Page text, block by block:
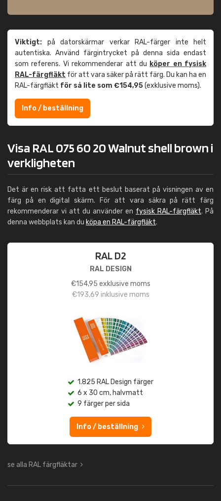
Viktigt: på datorskärmar verkar RAL-färger inte helt
autentiska. Använd färgintrycket på denna sida endast
som referens. Vi rekommenderar att du köper en fysisk
RAL-färgfläkt för att vara säker på rätt färg. Du kan ha en
RAL-färgfläkt för så lite som €154,95(exklusive moms).
Info / beställning
Visa RAL 075 60 20 Walnut shell brown i
verkligheten
Det är en risk att fatta ett beslut baserat på visningen av en
färg på en digital skärm. För att vara säkra på rätt färg
rekommenderar vi att du använder en fysisk RAL-färgfläkt. På
denna webbplats kan du köpa en RAL-färgfläkt.
RAL D2
RAL DESIGN
€154,95 exklusive moms
€193,69 inklusive moms
1.825 RAL Design färger
6 x 30 cm, halvmatt
9 färger per sida
Info / beställning
se alla RAL färgfläktar